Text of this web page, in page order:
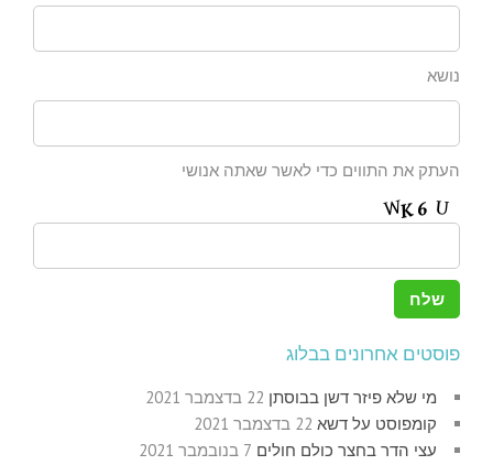
נושא
העתק את התווים כדי לאשר שאתה אנושי
פוסטים אחרונים בבלוג
מי שלא פיזר דשן בבוסתן 22 בדצמבר 2021
קומפוסט על דשא 22 בדצמבר 2021
עצי הדר בחצר כולם חולים 7 בנובמבר 2021